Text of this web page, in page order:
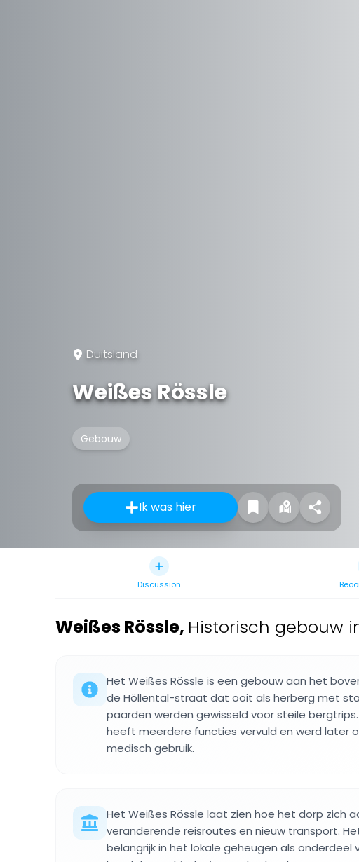
Duitsland
Weißes Rössle
Gebouw
Ik was hier
Discussion
Weißes Rössle, Historisch gebouw
Het Weißes Rössle is een gebouw aan het
de Höllental-straat dat ooit als herberg met
paarden werden gewisseld voor steile
heeft meerdere functies vervuld en werd later
medisch gebruik.
Het Weißes Rössle laat zien hoe het dorp zich
veranderende reisroutes en nieuw transport.
belangrijk in het lokale geheugen als onderdeel